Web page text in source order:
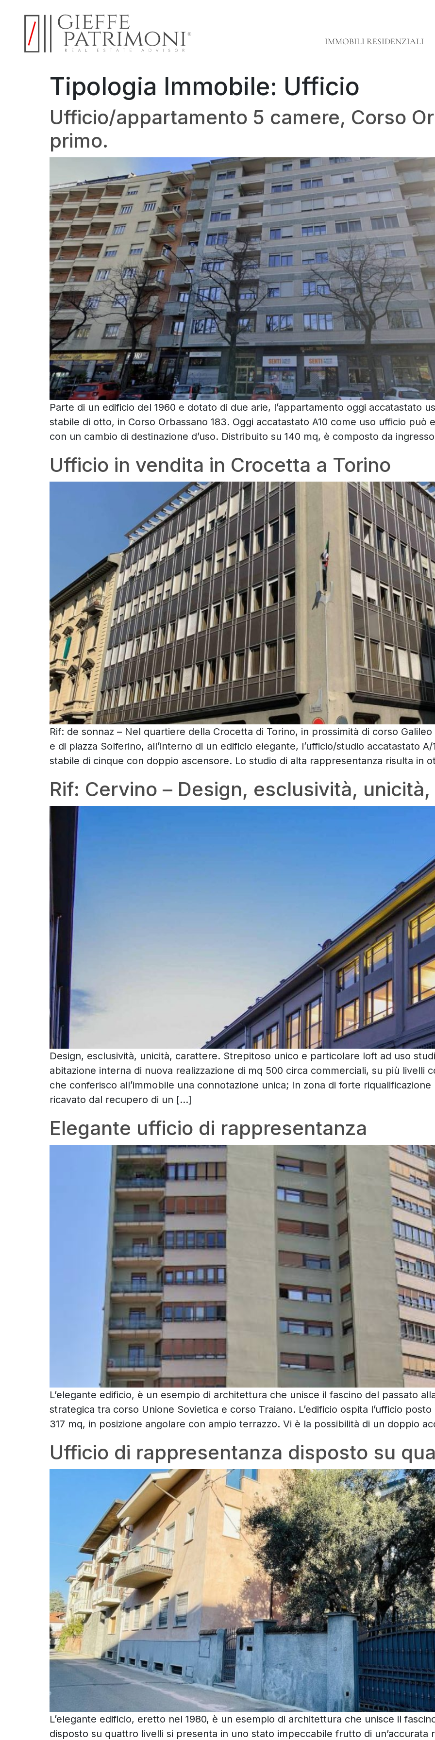
IMMOBILI RESIDENZIALI
Tipologia Immobile: Ufficio
Ufficio/appartamento 5 camere, Corso
primo.
Parte di un edificio del 1960 e dotato di due arie, l’appartamento oggi accatastato
stabile di otto, in Corso Orbassano 183. Oggi accatastato A10 come uso ufficio
con un cambio di destinazione d’uso. Distribuito su 140 mq, è composto da
Ufficio in vendita in Crocetta a Torino
Rif: de sonnaz – Nel quartiere della Crocetta di Torino, in prossimità di corso
e di piazza Solferino, all’interno di un edificio elegante, l’ufficio/studio accatastato
stabile di cinque con doppio ascensore. Lo studio di alta rappresentanza risulta in
Rif: Cervino – Design, esclusività,
Design, esclusività, unicità, carattere. Strepitoso unico e particolare loft ad uso
abitazione interna di nuova realizzazione di mq 500 circa commerciali, su più livelli
che conferisco all’immobile una connotazione unica; In zona di forte
ricavato dal recupero di un […]
Elegante ufficio di rappresentanza
L’elegante edificio, è un esempio di architettura che unisce il fascino del passato
strategica tra corso Unione Sovietica e corso Traiano. L’edificio ospita l’ufficio
317 mq, in posizione angolare con ampio terrazzo. Vi è la possibilità di un doppio
Ufficio di rappresentanza disposto su
L’elegante edificio, eretto nel 1980, è un esempio di architettura che unisce il
disposto su quattro livelli si presenta in uno stato impeccabile frutto di un’accurata